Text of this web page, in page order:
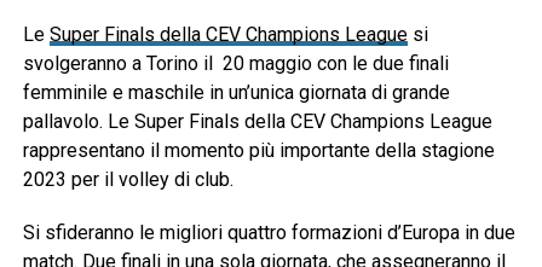
Le Super Finals della CEV Champions Leaguesi
svolgeranno a Torino il 20 maggio con le due finali
femminile e maschile in un’unica giornata di grande
pallavolo. Le Super Finals della CEV Champions League
rappresentano il momento più importante della stagione
2023 per il volley di club.
Si sfideranno le migliori quattro formazioni d’Europa in due
match. Due finali in una sola giornata, che assegneranno il